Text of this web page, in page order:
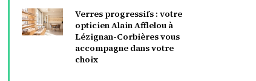
Verres progressifs : votre
opticien Alain Afflelou à
Lézignan-Corbières vous
accompagne dans votre
choix